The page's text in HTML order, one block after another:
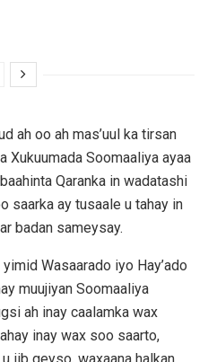
ah oo ah mas’uul ka tirsan
Xukuumada Soomaaliya ayaa
Qaranka in wadatashi
saarka ay tusaale u tahay in
badan sameysay.
Wasaarado iyo Hay’ado
muujiyan Soomaaliya
ah inay caalamka wax
inay wax soo saarto,